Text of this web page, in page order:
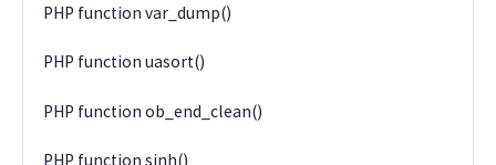
PHP function var_dump()
PHP function uasort()
PHP function ob_end_clean()
PHP function sinh()